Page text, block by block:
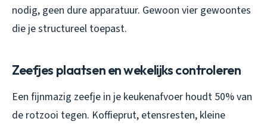
nodig, geen dure apparatuur. Gewoon vier gewoontes
die je structureel toepast.
Zeefjes plaatsen en wekelijks controleren
Een fijnmazig zeefje in je keukenafvoer houdt 50% van
de rotzooi tegen. Koffieprut, etensresten, kleine